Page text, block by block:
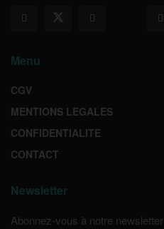
Menu
CGV
MENTIONS LEGALES
CONFIDENTIALITE
CONTACT
Newsletter
Abonnez-vous à notre newsletter